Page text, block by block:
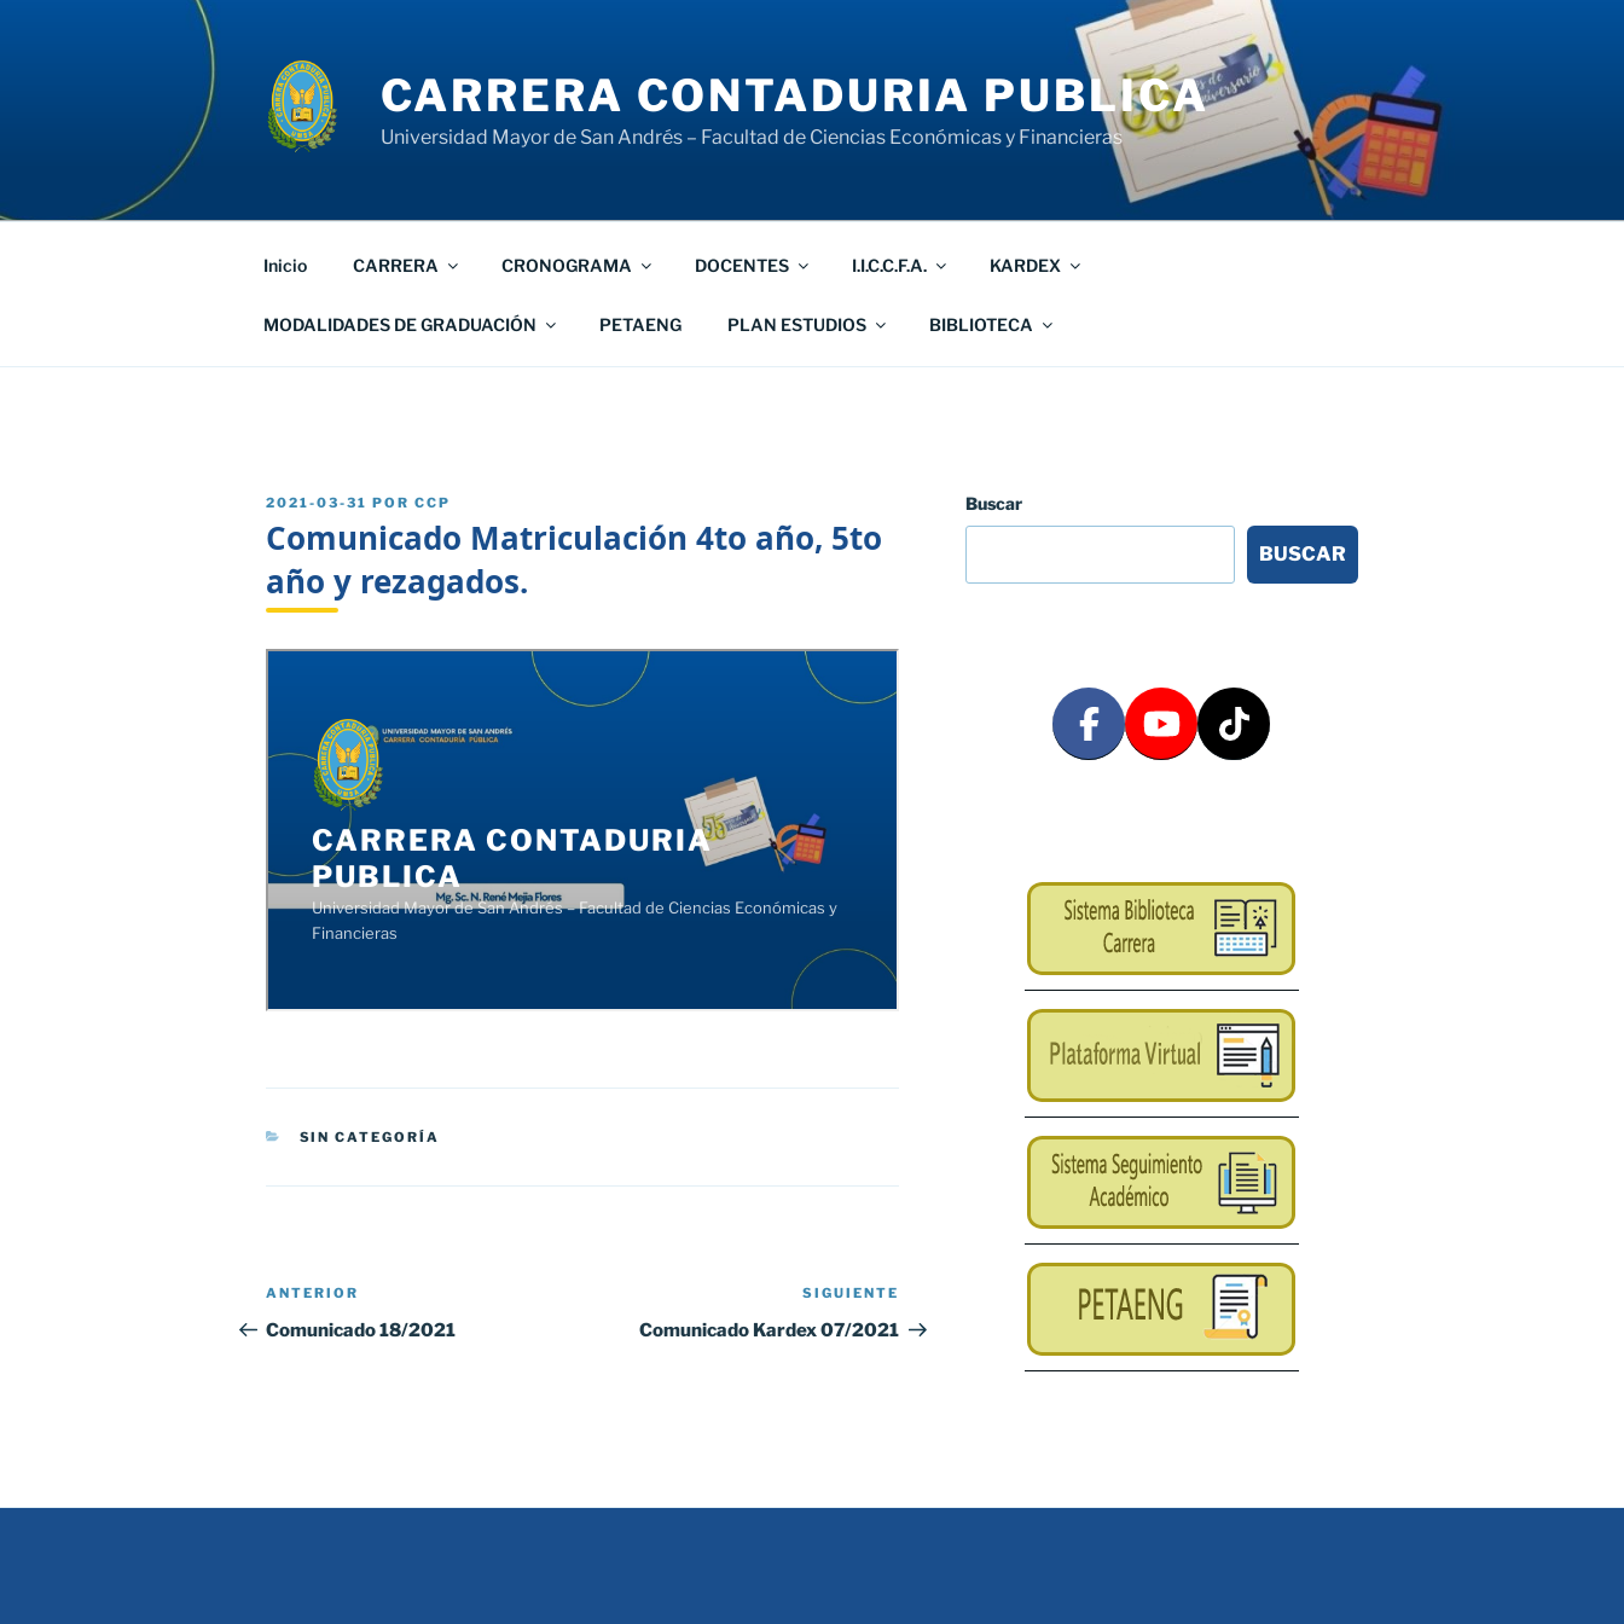
CARRERA CONTADURIA PUBLICA
Universidad Mayor de San Andrés – Facultad de Ciencias Económicas y Financieras
Inicio CARRERA CRONOGRAMA DOCENTES I.I.C.C.F.A. KARDEX
MODALIDADES DE GRADUACIÓN PETAENG PLAN ESTUDIOS BIBLIOTECA
PUBLICADO
2021-03-31 POR CCP
Comunicado Matriculación 4to año, 5to
año y rezagados.
CATEGORÍAS
SIN CATEGORÍA
Navegación
de
Entrada
anterior:
ANTERIOR
Comunicado 18/2021
entrada
SIGUIENTE
Comunicado Kardex 07/2021
Buscar
BUSCAR